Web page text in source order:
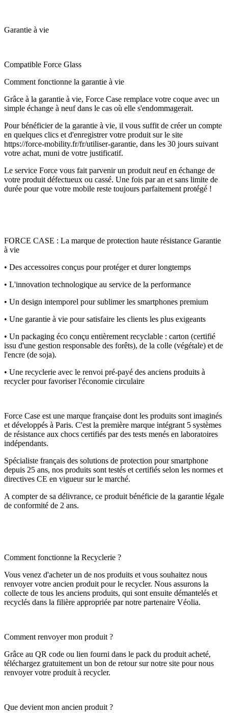
Garantie à vie
Compatible Force Glass
Comment fonctionne la garantie à vie
Grâce à la garantie à vie, Force Case remplace votre coque avec un
simple échange à neuf dans le cas où elle s'endommagerait.
Pour bénéficier de la garantie à vie, il vous suffit de créer un compte
en quelques clics et d'enregistrer votre produit sur le site
https://force-mobility.fr/fr/utiliser-garantie, dans les 30 jours suivant
votre achat, muni de votre justificatif.
Le service Force vous fait parvenir un produit neuf en échange de
votre produit défectueux ou cassé. Une fois par an et sans limite de
durée pour que votre mobile reste toujours parfaitement protégé !
FORCE CASE : La marque de protection haute résistance Garantie
à vie
• Des accessoires conçus pour protéger et durer longtemps
• L'innovation technologique au service de la performance
• Un design intemporel pour sublimer les smartphones premium
• Une garantie à vie pour satisfaire les clients les plus exigeants
• Un packaging éco conçu entièrement recyclable : carton (certifié
issu d'une gestion responsable des forêts), de la colle (végétale) et de
l'encre (de soja).
• Une recyclerie avec le renvoi pré-payé des anciens produits à
recycler pour favoriser l'économie circulaire
Force Case est une marque française dont les produits sont imaginés
et développés à Paris. C'est la première marque intégrant 5 systèmes
de résistance aux chocs certifiés par des tests menés en laboratoires
indépendants.
Spécialiste français des solutions de protection pour smartphone
depuis 25 ans, nos produits sont testés et certifiés selon les normes et
directives CE en vigueur sur le marché.
A compter de sa délivrance, ce produit bénéficie de la garantie légale
de conformité de 2 ans.
Comment fonctionne la Recyclerie ?
Vous venez d'acheter un de nos produits et vous souhaitez nous
renvoyer votre ancien produit pour le recycler. Nous assurons la
collecte de tous les anciens produits, qui sont ensuite démantelés et
recyclés dans la filière appropriée par notre partenaire Véolia.
Comment renvoyer mon produit ?
Grâce au QR code ou lien fourni dans le pack du produit acheté,
téléchargez gratuitement un bon de retour sur notre site pour nous
renvoyer votre produit à recycler.
Que devient mon ancien produit ?